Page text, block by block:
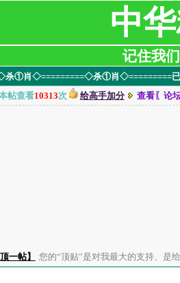
中
记住我
杀①肖◇=========◇杀①肖◇=========
帖查看10313次 给高手加分 查看〖论
一帖】 您的“顶贴”是对我最大的支持、是